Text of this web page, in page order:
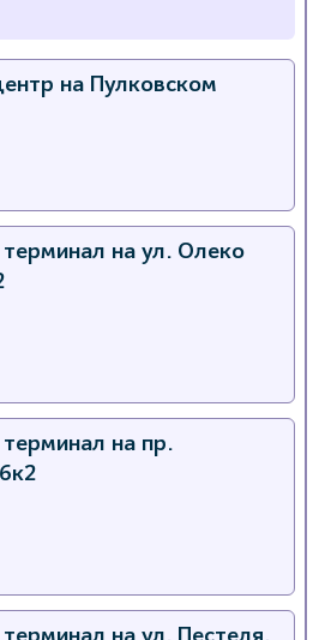
на Пулковском
на ул. Олеко
на пр.